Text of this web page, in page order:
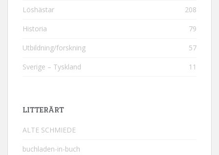
Löshästar 208
Historia 79
Utbildning/forskning 57
Sverige – Tyskland 11
LITTERÄRT
ALTE SCHMIEDE
buchladen-in-buch